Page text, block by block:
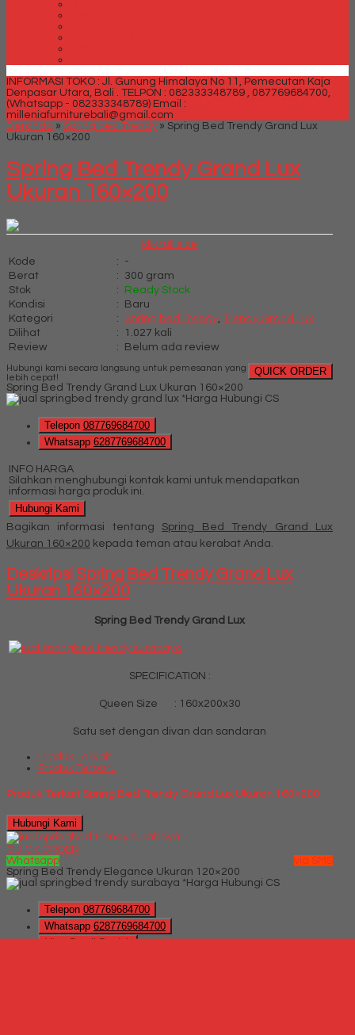
INFORMASI TOKO : Jl. Gunung Himalaya No 11, Pemecutan Kaja
Denpasar Utara, Bali . TELPON : 082333348789 , 087769684700,
(Whatsapp - 082333348789) Email :
milleniafurniturebali@gmail.com
Beranda » Spring bed Trendy » Spring Bed Trendy Grand Lux
Ukuran 160×200
Spring Bed Trendy Grand Lux
Ukuran 160×200
klik full size
Kode
:
-
Berat
:
300 gram
Stok
:
Ready Stock
Kondisi
:
Baru
Kategori
: Spring bed Trendy Trendy Grand Lux
Dilihat
:
1.027 kali
Review
: Belum ada review
QUICK ORDER
Hubungi kami secara langsung untuk pemesanan yang
lebih cepat!
Spring Bed Trendy Grand Lux Ukuran 160×200
*Harga Hubungi CS
Telepon 087769684700
Whatsapp 6287769684700
INFO HARGA
Silahkan menghubungi kontak kami untuk mendapatkan
informasi harga produk ini.
Hubungi Kami
Bagikan informasi tentang Spring Bed Trendy Grand Lux
Ukuran 160×200 kepada teman atau kerabat Anda.
DeskripsiSpring Bed Trendy Grand Lux
Ukuran 160×200
Spring Bed Trendy Grand Lux
SPECIFICATION :
Queen Size : 160x200x30
Satu set dengan divan dan sandaran
Produk Terkait
Produk Terbaru
Produk Terkait Spring Bed Trendy Grand Lux Ukuran 160×200
Hubungi Kami
QUICK ORDER
Whatsapp
via SMS
Spring Bed Trendy Elegance Ukuran 120×200
*Harga Hubungi CS
Telepon 087769684700
Whatsapp 6287769684700
Lihat Detail Produk